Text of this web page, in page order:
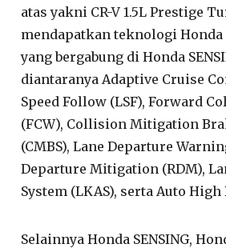
atas yakni CR-V 1.5L Prestige
mendapatkan teknologi Honda
yang bergabung di Honda
diantaranya Adaptive Cruise
Speed Follow (LSF), Forward
(FCW), Collision Mitigation
(CMBS), Lane Departure
Departure Mitigation (RDM),
System (LKAS), serta Auto High
Selainnya Honda SENSING,